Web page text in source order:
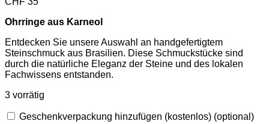
Ohrringe aus Karneol
Entdecken Sie unsere Auswahl an handgefertigtem
Steinschmuck aus Brasilien. Diese Schmuckstücke sind
durch die natürliche Eleganz der Steine und des lokalen
Fachwissens entstanden.
3 vorrätig
Geschenkverpackung hinzufügen (kostenlos) (optional)